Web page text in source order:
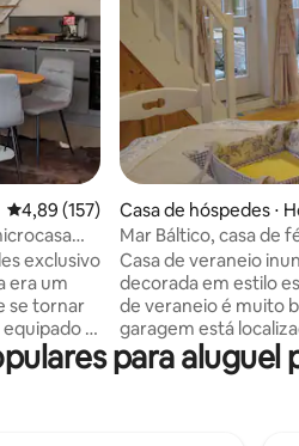
4,89 de uma avaliação média de 5,
4,89 (157)
exclusivo
era um
se tornar
e
(+ 2) em
Uma
Casa de hóspedes ⋅
elde
Mar Báltico, casa de
Fi, animais de
solicitação
Casa de veraneio
decorada em estilo
de veraneio é muito
garagem está
bem iluminada e
assento perto da
para